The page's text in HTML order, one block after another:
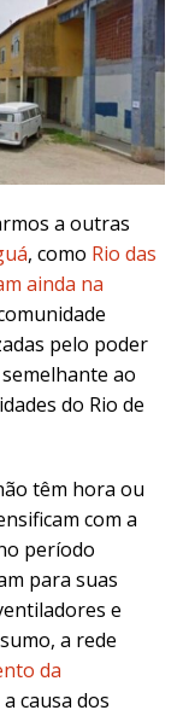
a outras
, como Rio das
ainda na
pelo poder
ao
do Rio de
têm hora ou
com a
período
para suas
e
a rede
da
causa dos